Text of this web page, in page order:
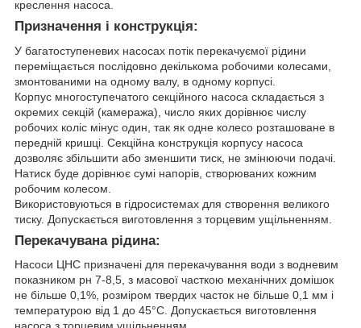
креслення насоса.
Призначення і конструкція:
У багатоступеневих насосах потік перекачуємої рідини
переміщається послідовно декількома робочими колесами,
змонтованими на одному валу, в одному корпусі.
Корпус многоступечатого секційного насоса складається з
окремих секцій (камеража), число яких дорівнює числу
робочих коліс мінус один, так як одне колесо розташоване в
передній кришці. Секційна конструкція корпусу насоса
дозволяє збільшити або зменшити тиск, не змінюючи подачі.
Натиск буде дорівнює сумі напорів, створюваних кожним
робочим колесом.
Використовуються в гідросистемах для створення великого
тиску. Допускається виготовлення з торцевим ущільненням.
Перекачувана рідина:
Насоси ЦНС призначені для перекачування води з водневим
показником рн 7-8,5, з масової часткою механічних домішок
не більше 0,1%, розміром твердих часток не більше 0,1 мм і
температурою від 1 до 45°С. Допускається виготовлення